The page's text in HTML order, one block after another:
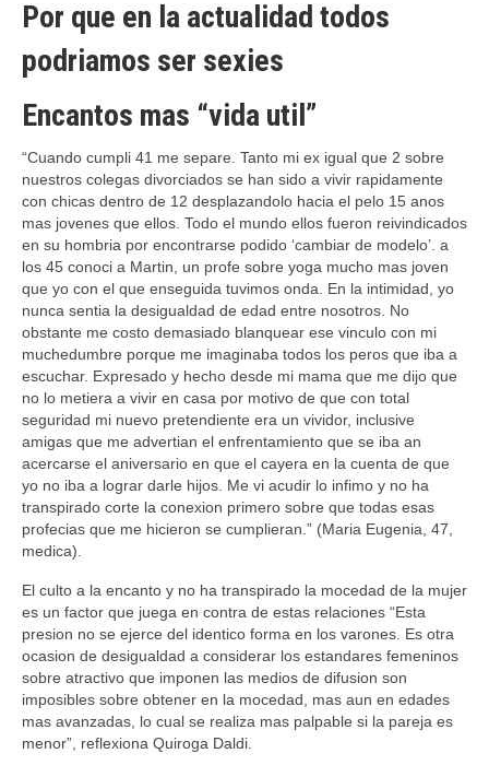
Por que en la actualidad todos
podri­amos ser sexies
Encantos mas “vida util”
“Cuando cumpli 41 me separe. Tanto mi ex igual que 2 sobre
nuestros colegas divorciados se han sido a vivir rapidamente
con chicas dentro de 12 desplazandolo hacia el pelo 15 anos
mas jovenes que ellos. Todo el mundo ellos fueron reivindicados
en su hombria por encontrarse podido ‘cambiar de modelo’. a
los 45 conoci a Martin, un profe sobre yoga mucho mas joven
que yo con el que enseguida tuvimos onda. En la intimidad, yo
nunca sentia la desigualdad de edad entre nosotros. No
obstante me costo demasiado blanquear ese vinculo con mi
muchedumbre porque me imaginaba todos los peros que iba a
escuchar. Expresado y hecho desde mi mama que me dijo que
no lo metiera a vivir en casa por motivo de que con total
seguridad mi nuevo pretendiente era un vividor, inclusive
amigas que me advertian el enfrentamiento que se iba an
acercarse el aniversario en que el cayera en la cuenta de que
yo no iba a lograr darle hijos. Me vi acudir lo infimo y no ha
transpirado corte la conexion primero sobre que todas esas
profecias que me hicieron se cumplieran.” (Maria Eugenia, 47,
medica).
El culto a la encanto y no ha transpirado la mocedad de la mujer
es un factor que juega en contra de estas relaciones “Esta
presion no se ejerce del identico forma en los varones. Es otra
ocasion de desigualdad a considerar los estandares femeninos
sobre atractivo que imponen las medios de difusion son
imposibles sobre obtener en la mocedad, mas aun en edades
mas avanzadas, lo cual se realiza mas palpable si la pareja es
menor”, reflexiona Quiroga Daldi.